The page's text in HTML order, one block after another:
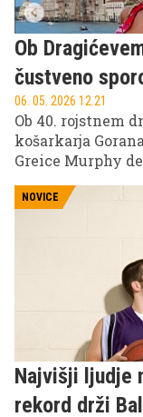
Ob
čustveno
06. 05. 2026 12.21
Ob 40. rojstnem
košarkarja
Greice Murphy
njuno pot, polno
NOVICE
Najvišji ljudje
rekord drži